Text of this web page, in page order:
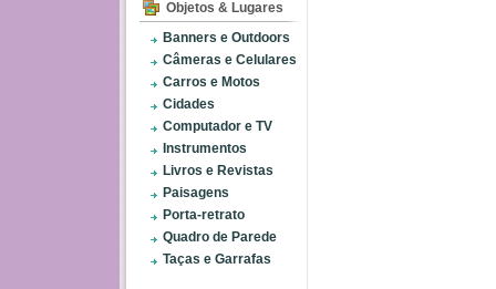
Objetos & Lugares
Banners e Outdoors
Câmeras e Celulares
Carros e Motos
Cidades
Computador e TV
Instrumentos
Livros e Revistas
Paisagens
Porta-retrato
Quadro de Parede
Taças e Garrafas